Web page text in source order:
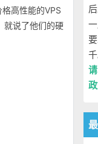
高性能的VPS
就说了他们的硬
千